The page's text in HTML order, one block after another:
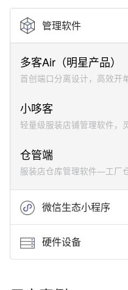
理
理
管理软件
多客Air（明星产品）
首创端口分离设计，高效开
小哆客
轻量级服装店铺管理软件，
仓管端
服装店仓库管理软件—工厂
微信生态小程序
硬件设备